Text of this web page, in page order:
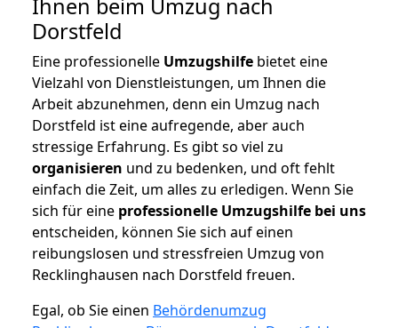
Ihnen beim Umzug nach
Dorstfeld
Eine professionelle Umzugshilfe bietet eine
Vielzahl von Dienstleistungen, um Ihnen die
Arbeit abzunehmen, denn ein Umzug nach
Dorstfeld ist eine aufregende, aber auch
stressige Erfahrung. Es gibt so viel zu
organisieren und zu bedenken, und oft fehlt
einfach die Zeit, um alles zu erledigen. Wenn Sie
sich für eine professionelle Umzugshilfe bei uns
entscheiden, können Sie sich auf einen
reibungslosen und stressfreien Umzug von
Recklinghausen nach Dorstfeld freuen.
Egal, ob Sie einen Behördenumzug